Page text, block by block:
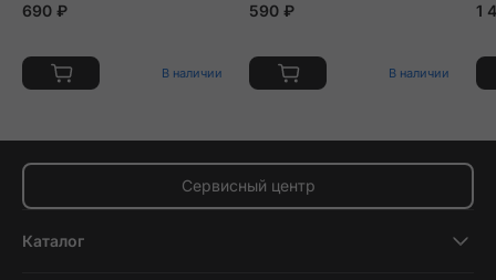
690 ₽
В наличии
590 ₽
В наличии
1
Сервисный центр
Каталог